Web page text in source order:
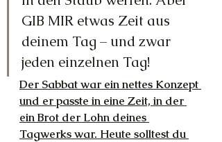
GIB MIR etwas Zeit aus
deinem Tag – und zwar
jeden einzelnen Tag!
Der Sabbat war ein nettes Konzept
und er passte in eine Zeit, in der
ein Brot der Lohn deines
Tagwerks war. Heute solltest du